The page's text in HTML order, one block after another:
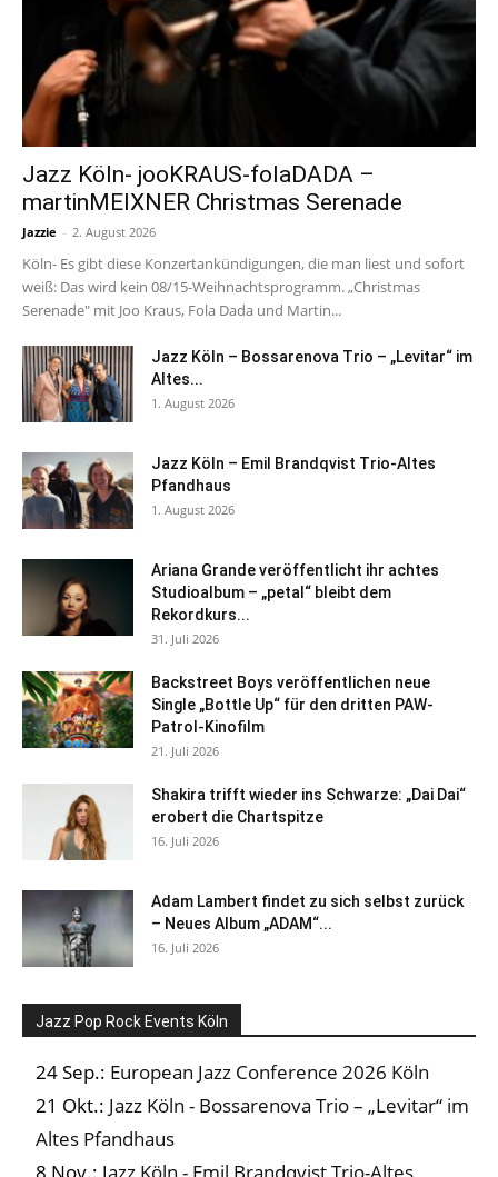
Jazz Köln- jooKRAUS-folaDADA –
martinMEIXNER Christmas Serenade
Jazzie - 2. August 2026
Köln- Es gibt diese Konzertankündigungen, die man liest und sofort
weiß: Das wird kein 08/15-Weihnachtsprogramm. „Christmas
Serenade" mit Joo Kraus, Fola Dada und Martin...
Jazz Köln – Bossarenova Trio – „Levitar“ im
Altes...
1. August 2026
Jazz Köln – Emil Brandqvist Trio-Altes
Pfandhaus
1. August 2026
Ariana Grande veröffentlicht ihr achtes
Studioalbum – „petal“ bleibt dem
Rekordkurs...
31. Juli 2026
Backstreet Boys veröffentlichen neue
Single „Bottle Up“ für den dritten PAW-
Patrol-Kinofilm
21. Juli 2026
Shakira trifft wieder ins Schwarze: „Dai Dai“
erobert die Chartspitze
16. Juli 2026
Adam Lambert findet zu sich selbst zurück
– Neues Album „ADAM“...
16. Juli 2026
Jazz Pop Rock Events Köln
24 Sep.: European Jazz Conference 2026 Köln
21 Okt.: Jazz Köln - Bossarenova Trio – „Levitar“ im
Altes Pfandhaus